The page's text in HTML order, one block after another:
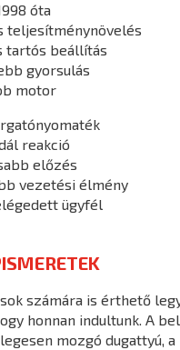
óta
teljesítménynövelés
tartós beállítás
gyorsulás
motor
reakció
előzés
vezetési élmény
ügyfél
számára is érthető
honnan indultunk. A
mozgó dugattyú,